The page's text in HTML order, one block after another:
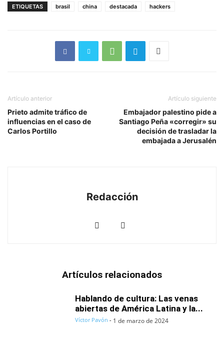
ETIQUETAS brasil china destacada hackers
Artículo anterior
Prieto admite tráfico de
influencias en el caso de
Carlos Portillo
Artículo siguiente
Embajador palestino pide a
Santiago Peña «corregir» su
decisión de trasladar la
embajada a Jerusalén
Redacción
Artículos relacionados
Hablando de cultura: Las venas
abiertas de América Latina y la...
Víctor Pavón - 1 de marzo de 2024